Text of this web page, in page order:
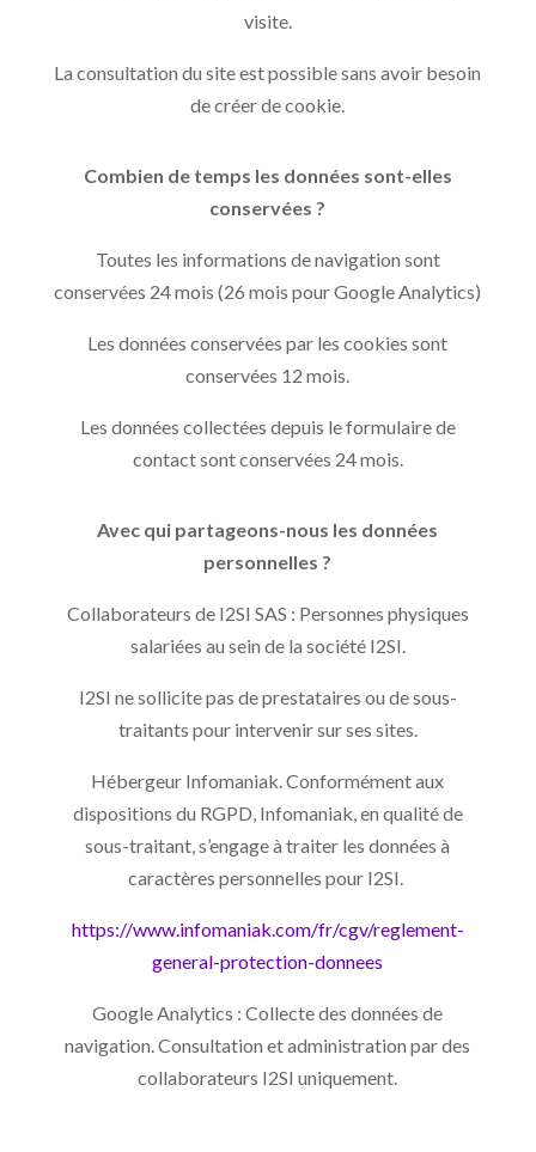
visite.
La consultation du site est possible sans avoir besoin
de créer de cookie.
Combien de temps les données sont-elles
conservées ?
Toutes les informations de navigation sont
conservées 24 mois (26 mois pour Google Analytics)
Les données conservées par les cookies sont
conservées 12 mois.
Les données collectées depuis le formulaire de
contact sont conservées 24 mois.
Avec qui partageons-nous les données
personnelles ?
Collaborateurs de I2SI SAS : Personnes physiques
salariées au sein de la société I2SI.
I2SI ne sollicite pas de prestataires ou de sous-
traitants pour intervenir sur ses sites.
Hébergeur Infomaniak. Conformément aux
dispositions du RGPD, Infomaniak, en qualité de
sous-traitant, s’engage à traiter les données à
caractères personnelles pour I2SI.
https://www.infomaniak.com/fr/cgv/reglement-
general-protection-donnees
Google Analytics : Collecte des données de
navigation. Consultation et administration par des
collaborateurs I2SI uniquement.